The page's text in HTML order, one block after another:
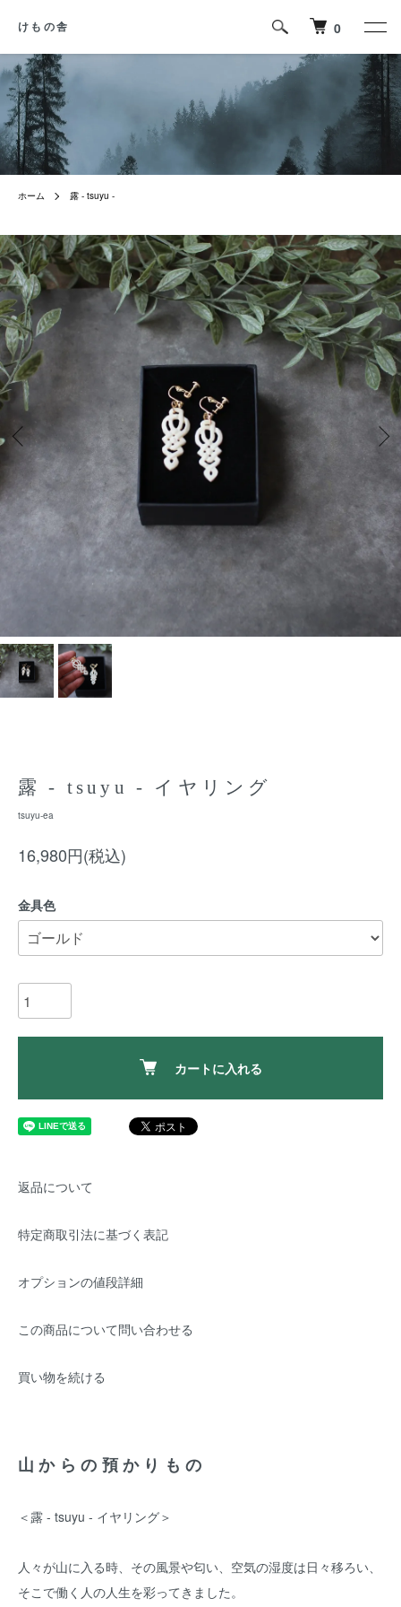
けもの舎 0
ホーム 露 - tsuyu -
露 - tsuyu - イヤリング
tsuyu-ea
16,980円(税込)
金具色
カートに入れる
返品について
特定商取引法に基づく表記
オプションの値段詳細
この商品について問い合わせる
買い物を続ける
山からの預かりもの
＜露 - tsuyu - イヤリング＞
人々が山に入る時、その風景や匂い、空気の湿度は日々移ろい、
そこで働く人の人生を彩ってきました。